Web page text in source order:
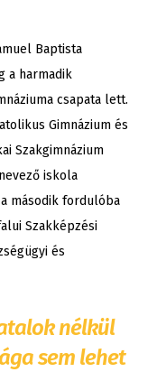
Baptista
a harmadik
csapata lett.
Gimnázium és
Szakgimnázium
iskola
második fordulóba
Szakképzési
és
nélkül
sem lehet